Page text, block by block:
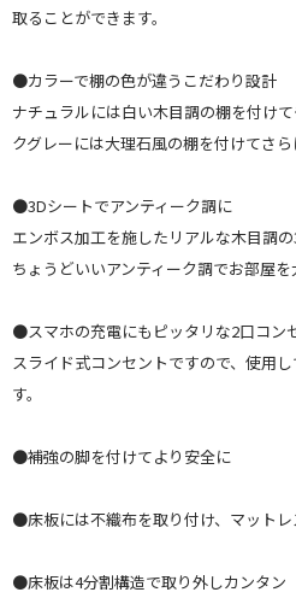
取ることができます。
●カラーで棚の色が違うこだわり設計
ナチュラルには白い木目調の棚を付け
クグレーには大理石風の棚を付けてさら
●3Dシートでアンティーク調に
エンボス加工を施したリアルな木目調
ちょうどいいアンティーク調でお部屋を
●スマホの充電にもピッタリな2口コン
スライド式コンセントですので、使用
す。
●補強の脚を付けてより安全に
●床板には不織布を取り付け、マット
●床板は4分割構造で取り外しカンタン